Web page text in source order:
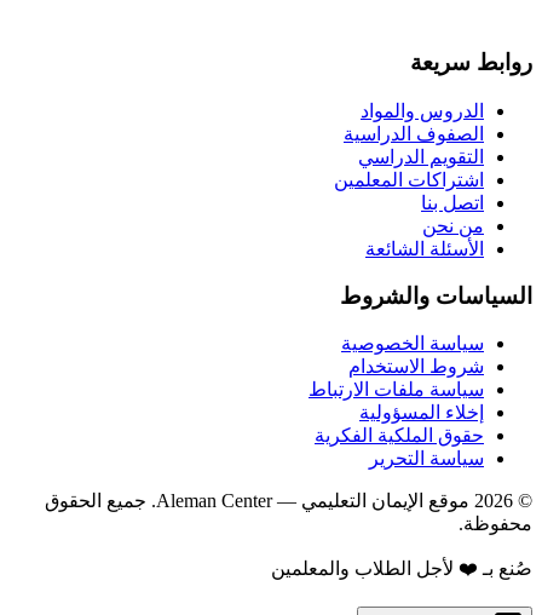
روابط سريعة
الدروس والمواد
الصفوف الدراسية
التقويم الدراسي
اشتراكات المعلمين
اتصل بنا
من نحن
الأسئلة الشائعة
السياسات والشروط
سياسة الخصوصية
شروط الاستخدام
سياسة ملفات الارتباط
إخلاء المسؤولية
حقوق الملكية الفكرية
سياسة التحرير
©
2026 موقع الإيمان التعليمي
— Aleman Center. جميع الحقوق
محفوظة.
صُنع بـ ❤️ لأجل الطلاب والمعلمين